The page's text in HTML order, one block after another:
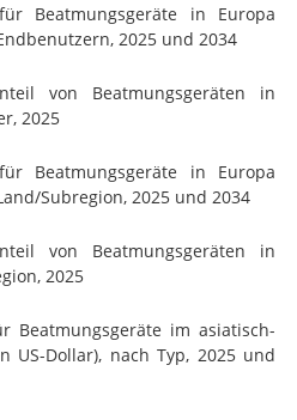
Beatmungsgeräte in Europa
2025 und 2034
von Beatmungsgeräten in
2025
Beatmungsgeräte in Europa
Subregion, 2025 und 2034
von Beatmungsgeräten in
2025
Beatmungsgeräte im asiatisch-
US-Dollar), nach Typ, 2025 und